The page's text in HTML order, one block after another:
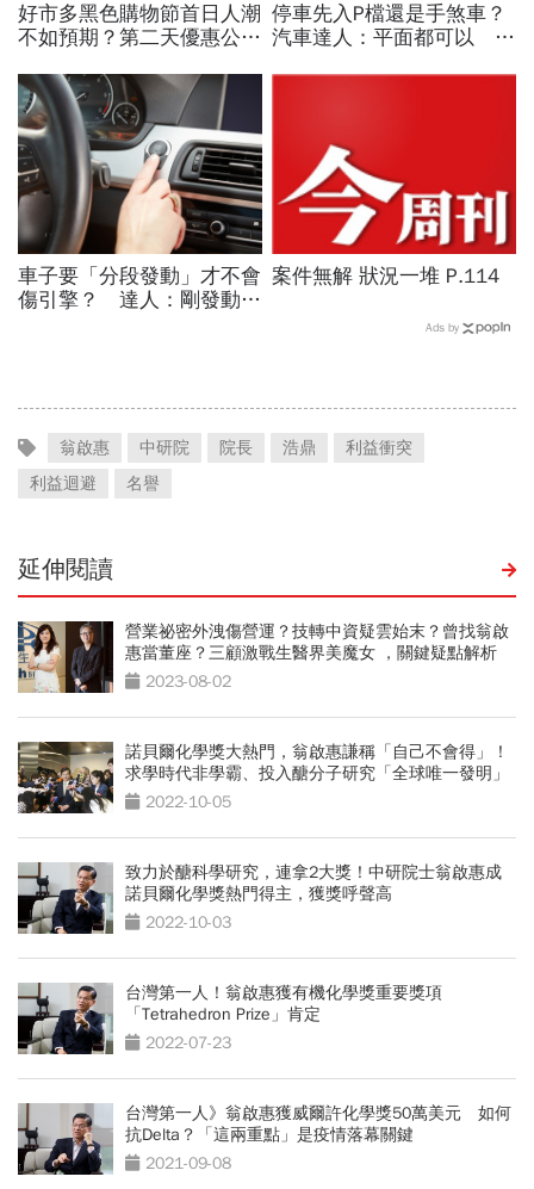
好市多黑色購物節首日人潮
不如預期？第二天優惠公開
停車先入P檔還是手煞車？
汽車達人：平面都可以 斜
車子要「分段發動」才不會
傷引擎？ 達人：剛發動時
案件無解 狀況一堆 P.114
Ads by
翁啟惠 中研院 院長 浩鼎
利益衝突
利益迴避
名譽
延伸閱讀
營業祕密外洩傷營運？技轉中資疑雲始末？曾找翁啟
惠當董座？三顧激戰生醫界美魔女 ，關鍵疑點解析
2023-08-02
諾貝爾化學獎大熱門，翁啟惠謙稱「自己不會得」！
求學時代非學霸、投入醣分子研究「全球唯一發明」
2022-10-05
致力於醣科學研究，連拿2大獎！中研院士翁啟惠成
諾貝爾化學獎熱門得主，獲獎呼聲高
2022-10-03
台灣第一人！翁啟惠獲有機化學獎重要獎項
「Tetrahedron Prize」肯定
2022-07-23
台灣第一人》翁啟惠獲威爾許化學獎50萬美元 如何
抗Delta？「這兩重點」是疫情落幕關鍵
2021-09-08